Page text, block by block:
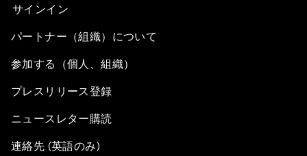
サインイン
パートナー（組織）について
参加する（個人、組織）
プレスリリース登録
ニュースレター購読
連絡先 (英語のみ)